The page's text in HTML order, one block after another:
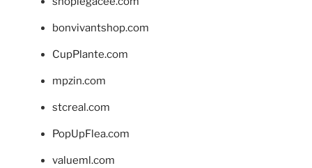
bonvivantshop.com
CupPlante.com
mpzin.com
stcreal.com
PopUpFlea.com
valueml.com